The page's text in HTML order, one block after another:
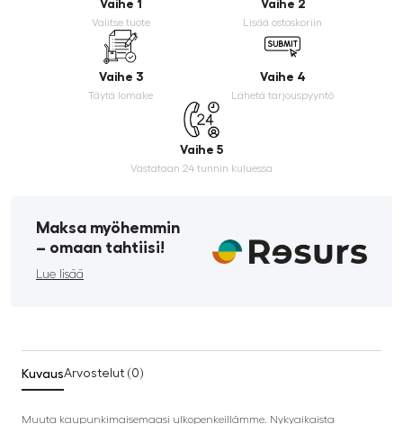
Vaihe 1
Valitse tuote
Vaihe 2
Lisää ostoskoriin
Vaihe 3
Täytä lomake
Vaihe 4
Lähetä tarjouspyyntö
Vaihe 5
Vastataan 24 tunnin kuluessa
Maksa myöhemmin
­– omaan tahtiisi!
Lue lisää
KuvausArvostelut (0)
Muuta kaupunkimaisemaasi ulkopenkeillämme. Nykyaikaista